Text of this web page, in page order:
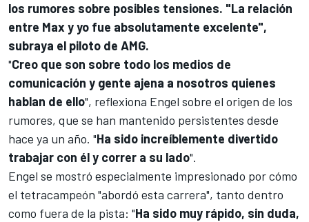
los rumores sobre posibles tensiones. "La relación
entre Max y yo fue absolutamente excelente",
subraya el piloto de AMG.
"Creo que son sobre todo los medios de
comunicación y gente ajena a nosotros quienes
hablan de ello", reflexiona Engel sobre el origen de los
rumores, que se han mantenido persistentes desde
hace ya un año. "Ha sido increíblemente divertido
trabajar con él y correr a su lado".
Engel se mostró especialmente impresionado por cómo
el tetracampeón "abordó esta carrera", tanto dentro
como fuera de la pista: "Ha sido muy rápido, sin duda,